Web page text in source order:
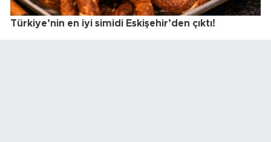
Türkiye’nin en iyi simidi Eskişehir’den çıktı!